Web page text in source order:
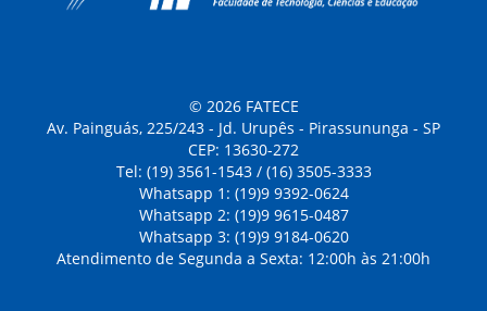
© 2026 FATECE
Av. Painguás, 225/243 - Jd. Urupês - Pirassununga - SP
CEP: 13630-272
Tel: (19) 3561-1543 / (16) 3505-3333
Whatsapp 1: (19)9 9392-0624
Whatsapp 2: (19)9 9615-0487
Whatsapp 3: (19)9 9184-0620
Atendimento de Segunda a Sexta: 12:00h às 21:00h